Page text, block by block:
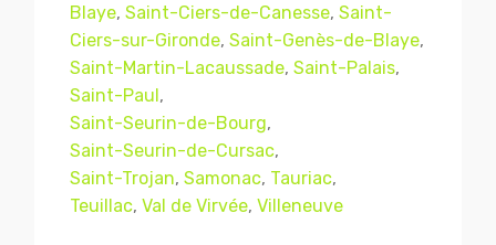
Blaye, Saint-Ciers-de-Canesse, Saint-
Ciers-sur-Gironde, Saint-Genès-de-Blaye,
Saint-Martin-Lacaussade, Saint-Palais,
Saint-Paul,
Saint-Seurin-de-Bourg,
Saint-Seurin-de-Cursac,
Saint-Trojan, Samonac, Tauriac,
Teuillac, Val de Virvée, Villeneuve
Mentions légales CGV
© Copyright 2018 - 2021
TRAITEMENT- tous droits réservés - site réalisé et
référencé par© MACWIN